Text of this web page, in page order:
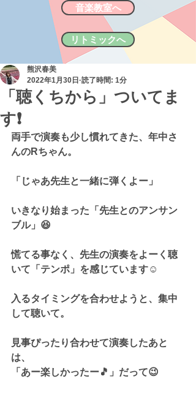
音楽教室へ
リトミックへ
「聴くちから」ついてま
す❗
熊沢春美
2022年1月30日 読了時間: 1分
両手で演奏も少し慣れてきた、年中さ
んのRちゃん。
「じゃあ先生と一緒に弾くよー」
いきなり始まった「先生とのアンサン
ブル」😆
慌てる事なく、先生の演奏をよーく聴
いて「テンポ」を感じています☺
入るタイミングを合わせようと、集中
して聴いて。
見事ぴったり合わせて演奏したあと
は、
「あー楽しかったー🎵」だって😉